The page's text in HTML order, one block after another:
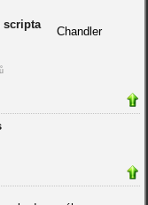
scripta
Chandler